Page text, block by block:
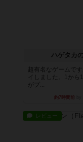
ハゲタカ
超有名なゲームで
イしました。1から
がプ...
約7時間前
レビュー